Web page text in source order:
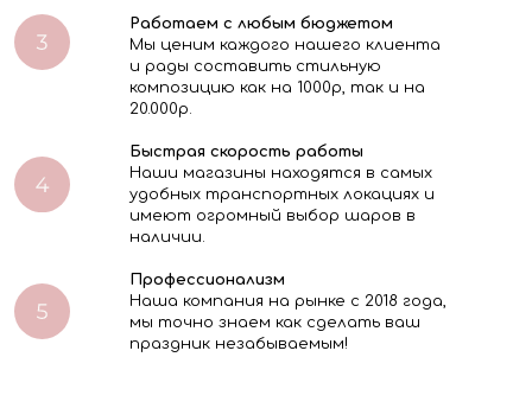
Работаем с любым бюджетом
Мы ценим каждого нашего клиента
и рады составить стильную
композицию как на 1000р, так и на
20.000р.
Быстрая скорость работы
Наши магазины находятся в самых
удобных транспортных локациях и
имеют огромный выбор шаров в
наличии.
Профессионализм
Наша компания на рынке с 2018 года,
мы точно знаем как сделать ваш
праздник незабываемым!